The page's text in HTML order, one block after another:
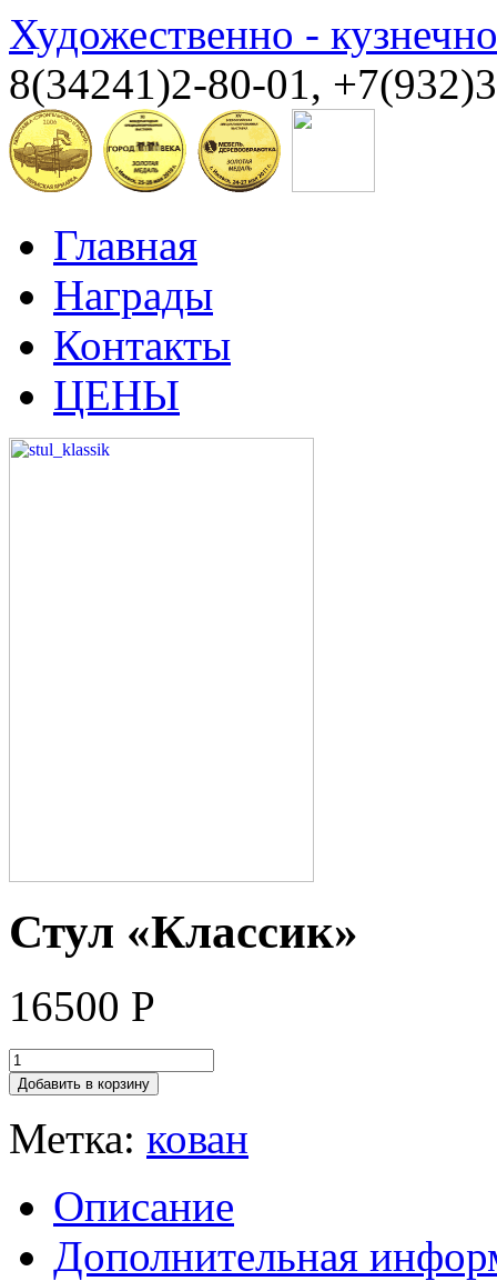
Художественно -
8(34241)2-80-01,
Главная
Награды
Контакты
ЦЕНЫ
Стул «Классик»
16500 Р
Добавить в корзину
Метка: кован
Описание
Дополнительная